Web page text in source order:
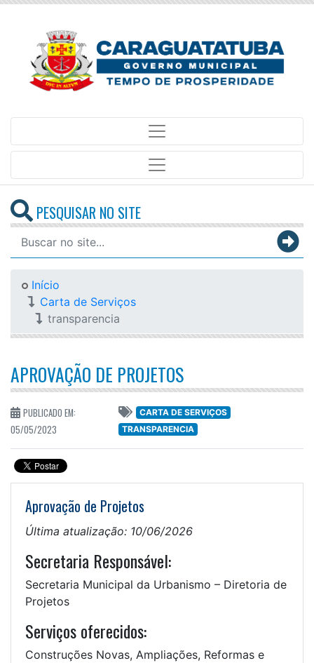
PESQUISAR NO SITE
Início
Carta de Serviços
transparencia
APROVAÇÃO DE PROJETOS
PUBLICADO EM:
05/05/2023
CARTA DE SERVIÇOS
TRANSPARENCIA
Aprovação de Projetos
Última atualização: 10/06/2026
Secretaria Responsável:
Secretaria Municipal da Urbanismo – Diretoria de
Projetos
Serviços oferecidos:
Construções Novas, Ampliações, Reformas e